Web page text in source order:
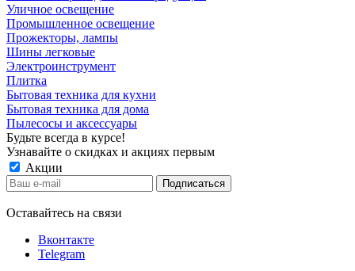
Уличное освещение
Промышленное освещение
Прожекторы, лампы
Шины легковые
Электроинструмент
Плитка
Бытовая техника для кухни
Бытовая техника для дома
Пылесосы и аксессуары
Будьте всегда в курсе!
Узнавайте о скидках и акциях первым
Акции
Оставайтесь на связи
Вконтакте
Telegram